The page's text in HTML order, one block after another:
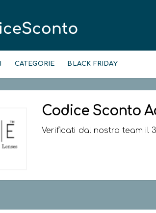
CATEGORIE BLACK FRIDAY
Codice Sconto
Verificati dal nostro team il